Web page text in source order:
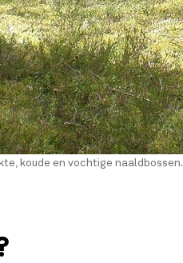
koude en vochtige naaldbossen.